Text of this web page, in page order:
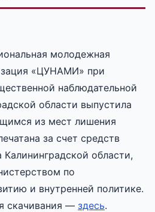
молодежная
«ЦУНАМИ» при
наблюдательной
области выпустила
из мест лишения
за счет средств
области,
по
и внутренней политике.
скачивания — здесь.